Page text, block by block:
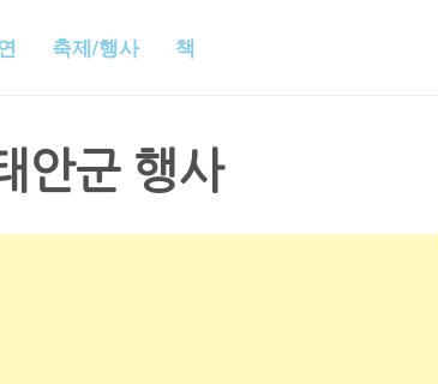
축제/행사 책
안군 행사